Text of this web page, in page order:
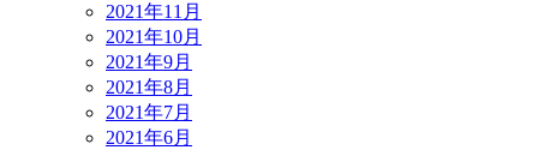
2021年11月
2021年10月
2021年9月
2021年8月
2021年7月
2021年6月